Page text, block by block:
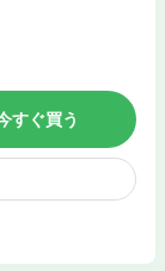
すぐ買う